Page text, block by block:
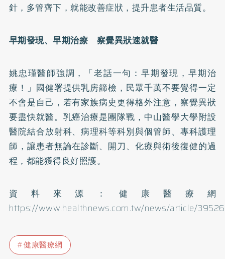
針，多管齊下，就能改善症狀，提升患者生活品質。
早期發現、早期治療 察覺異狀速就醫
姚忠瑾醫師強調，「老話一句：早期發現，早期治
療！」國健署提供乳房篩檢，民眾千萬不要覺得一定
不會是自己，若有家族病史更得格外注意，察覺異狀
要盡快就醫。乳癌治療是團隊戰，中山醫學大學附設
醫院結合放射科、病理科等科別與個管師、專科護理
師，讓患者無論在診斷、開刀、化療與術後復健的過
程，都能獲得良好照護。
資料來源：健康醫療網
https://www.healthnews.com.tw/news/article/
健康醫療網